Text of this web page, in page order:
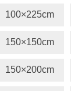
100×225cm
150×150cm
150×200cm